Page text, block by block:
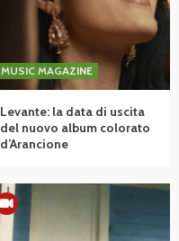
MUSIC MAGAZINE
Levante: la data di uscita
del nuovo album colorato
d’Arancione